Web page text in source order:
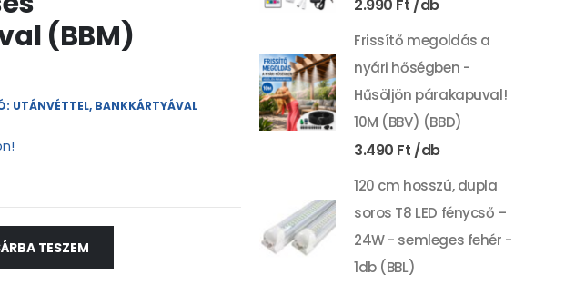
(BBM)
UTÁNVÉTTEL, BANKKÁRTYÁVAL
TESZEM
2.990 Ft
Frissítő megoldás a
nyári hőségben -
Hűsöljön párakapuval!
10M (BBV) (BBD)
3.490 Ft
120 cm hosszú, dupla
soros T8 LED fénycső –
24W - semleges fehér -
1db (BBL)